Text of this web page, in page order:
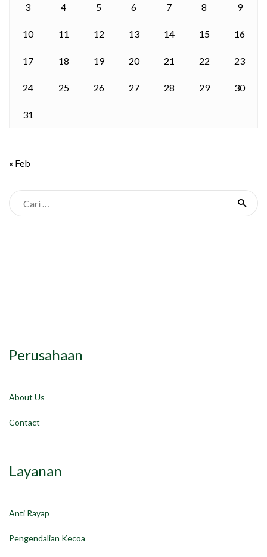
3 4 5 6 7 8 9
10 11 12 13 14 15 16
17 18 19 20 21 22 23
24 25 26 27 28 29 30
31
« Feb
Perusahaan
About Us
Contact
Layanan
Anti Rayap
Pengendalian Kecoa